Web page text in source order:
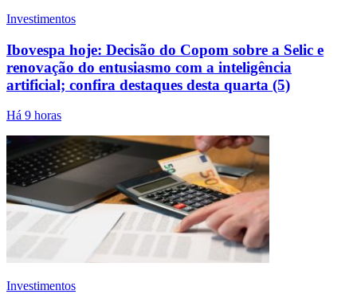
Investimentos
Ibovespa hoje: Decisão do Copom sobre a Selic e
renovação do entusiasmo com a inteligência
artificial; confira destaques desta quarta (5)
Há 9 horas
Investimentos